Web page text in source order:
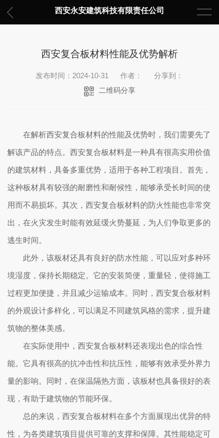
西安永安建筑科技有限责任公司
西安复合板材料性能及优势解析
发布时间：2024-10-31 作者：
分享到：
二维码分享
在解析西安复合板材料的性能及优势时，我们需要先了
解该产品的特点。西安复合板材料是一种具有很高实用价值
的建筑材料，具备多重优势，适用于各种工程项目。首先，
这种板材具有较强的耐磨性和耐候性，能够承受长时间的使
用而不易损坏。其次，西安复合板材料的防火性能也非常突
出，在火灾发生时能有效延缓火势蔓延，为人们争取更多的
逃生时间。
此外，该板材还具有良好的防水性能，可以应对多种环
境湿度，保持长期稳定。它的安装简便，重量轻，使得施工
过程更加便捷，并且减少运输成本。同时，西安复合板材料
的外观设计多样化，可以满足不同建筑风格的需求，提升建
筑物的整体美感。
在实际使用中，西安复合板材料还表现出色的综合性
能。它具有很高的抗冲击性和抗压性，能够有效承受外界力
量的影响。同时，在保温隔热方面，该板材也具备很好的表
现，有助于建筑物的节能环保。
总的来说，西安复合板材料在多个方面展现出优异的特
性，为各类建筑项目提供可靠的支撑和保障。其性能稳定可